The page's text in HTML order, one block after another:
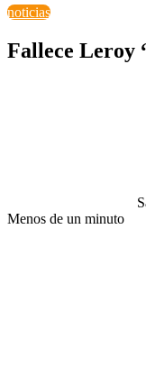
noticias
Fallece Leroy
Menos de un minuto